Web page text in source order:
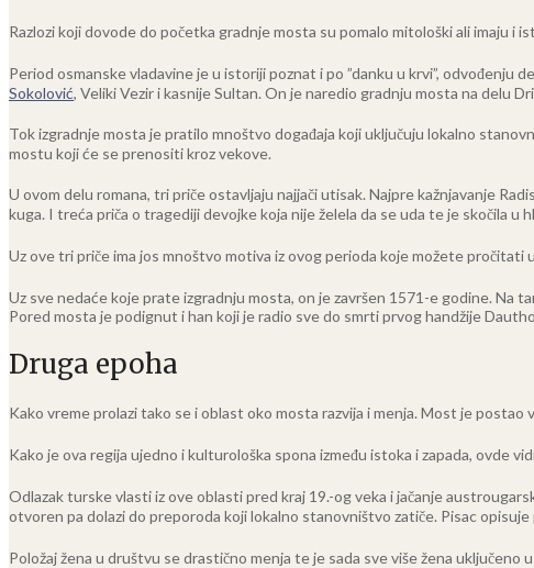
Razlozi koji dovode do početka gradnje mosta su pomalo mitološki ali imaju i
Period osmanske vladavine je u istoriji poznat i po ”danku u krvi”, odvođenju
Sokolović, Veliki Vezir i kasnije Sultan. On je naredio gradnju mosta na delu
Tok izgradnje mosta je pratilo mnoštvo događaja koji uključuju lokalno
mostu koji će se prenositi kroz vekove.
U ovom delu romana, tri priče ostavljaju najjači utisak. Najpre kažnjavanje
kuga. I treća priča o tragediji devojke koja nije želela da se uda te je skočila u
Uz ove tri priče ima jos mnoštvo motiva iz ovog perioda koje možete pročitati
Uz sve nedaće koje prate izgradnju mosta, on je završen 1571-e godine. Na
Pored mosta je podignut i han koji je radio sve do smrti prvog handžije
Druga epoha
Kako vreme prolazi tako se i oblast oko mosta razvija i menja. Most je
Kako je ova regija ujedno i kulturološka spona između istoka i zapada, ovde
Odlazak turske vlasti iz ove oblasti pred kraj 19.-og veka i jačanje
otvoren pa dolazi do preporoda koji lokalno stanovništvo zatiče. Pisac
Položaj žena u društvu se drastično menja te je sada sve više žena uključeno